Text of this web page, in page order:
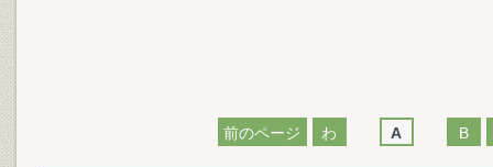
前のページ わ A B